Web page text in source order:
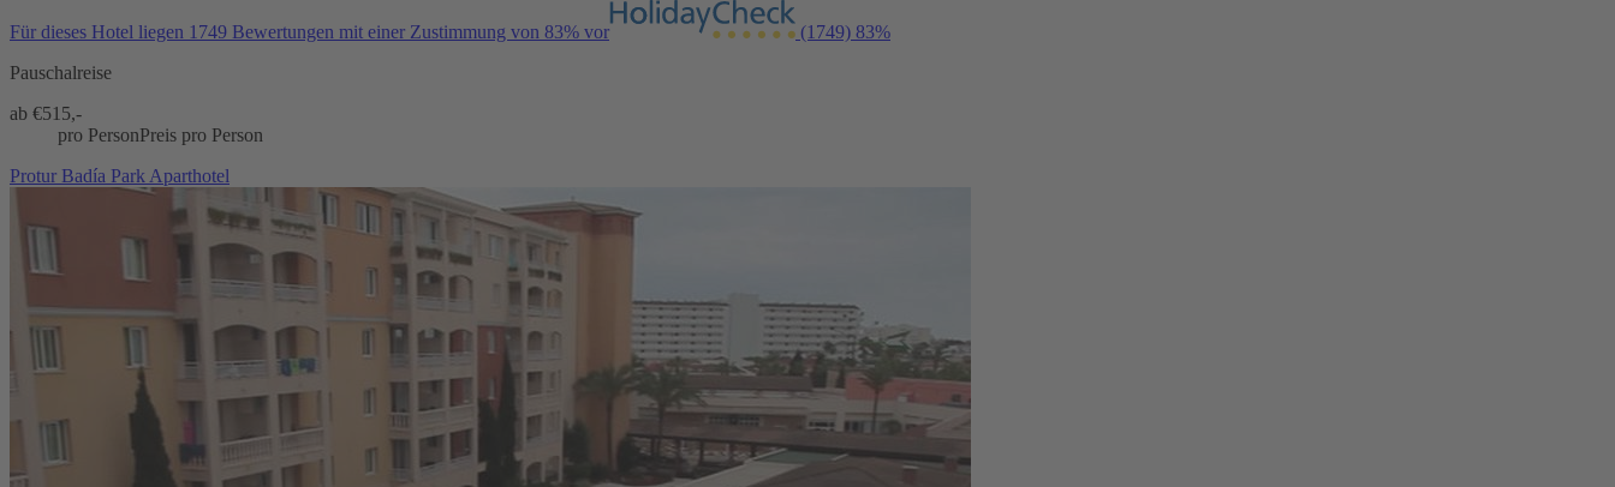
Für dieses Hotel liegen 1749 Bewertungen mit einer Zustimmung von 83% vor (1749) 83%
Pauschalreise
ab €515,-
pro PersonPreis pro Person
Protur Badía Park Aparthotel